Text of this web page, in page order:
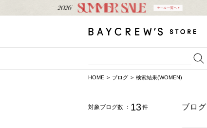
HOME ブログ 検索結果(WOMEN)
対象ブログ数 ： 13件 ブログ